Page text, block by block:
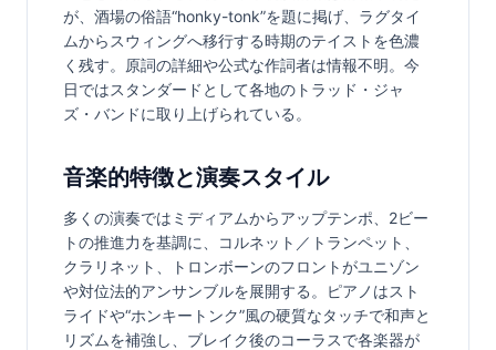
が、酒場の俗語“honky-tonk”を題に掲げ、ラグタイ
ムからスウィングへ移行する時期のテイストを色濃
く残す。原詞の詳細や公式な作詞者は情報不明。今
日ではスタンダードとして各地のトラッド・ジャ
ズ・バンドに取り上げられている。
音楽的特徴と演奏スタイル
多くの演奏ではミディアムからアップテンポ、2ビー
トの推進力を基調に、コルネット／トランペット、
クラリネット、トロンボーンのフロントがユニゾン
や対位法的アンサンブルを展開する。ピアノはスト
ライドや“ホンキートンク”風の硬質なタッチで和声と
リズムを補強し、ブレイク後のコーラスで各楽器が